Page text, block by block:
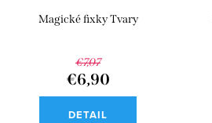
Magické fixky Tvary
€7,07
€6,90
DETAIL